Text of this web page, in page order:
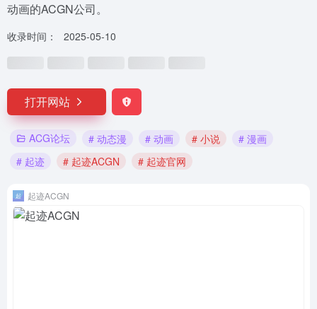
动画的ACGN公司。
收录时间： 2025-05-10
打开网站
ACG论坛 # 动态漫 # 动画 # 小说
# 漫画
# 起迹
# 起迹ACGN # 起迹官网
起迹ACGN